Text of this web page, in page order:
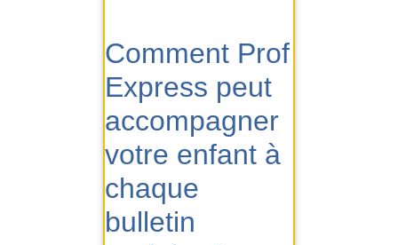
Comment Prof
Express peut
accompagner
votre enfant à
chaque
bulletin